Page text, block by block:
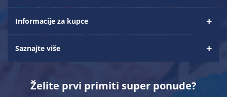
Informacije za kupce
Saznajte više
Želite prvi primiti super ponude?